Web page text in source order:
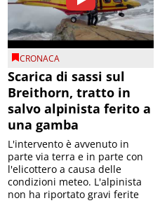
CRONACA
Scarica di sassi sul
Breithorn, tratto in
salvo alpinista ferito a
una gamba
L'intervento è avvenuto in
parte via terra e in parte con
l'elicottero a causa delle
condizioni meteo. L'alpinista
non ha riportato gravi ferite